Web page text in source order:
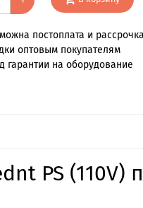
постоплата и
оптовым покупателям
гарантии на оборудование
PS (110V)